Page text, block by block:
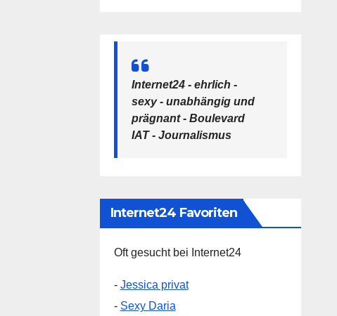
Internet24 - ehrlich -
sexy - unabhängig und
prägnant - Boulevard
IAT - Journalismus
Internet24 Favoriten
Oft gesucht bei Internet24
- Jessica privat
- Sexy Daria